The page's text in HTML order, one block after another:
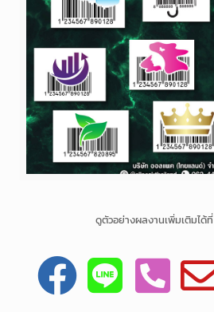
ดูตัวอย่างผลงานเพิ่มเติมได้ที่